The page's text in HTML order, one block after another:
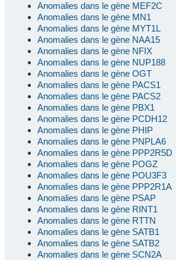
Anomalies dans le gène MEF2C
Anomalies dans le gène MN1
Anomalies dans le gène MYT1L
Anomalies dans le gène NAA15
Anomalies dans le gène NFIX
Anomalies dans le gène NUP188
Anomalies dans le gène OGT
Anomalies dans le gène PACS1
Anomalies dans le gène PACS2
Anomalies dans le gène PBX1
Anomalies dans le gène PCDH12
Anomalies dans le gène PHIP
Anomalies dans le gène PNPLA6
Anomalies dans le gène PPP2R5D
Anomalies dans le gène POGZ
Anomalies dans le gène POU3F3
Anomalies dans le gène PPP2R1A
Anomalies dans le gène PSAP
Anomalies dans le gène RINT1
Anomalies dans le gène RTTN
Anomalies dans le gène SATB1
Anomalies dans le gène SATB2
Anomalies dans le gène SCN2A